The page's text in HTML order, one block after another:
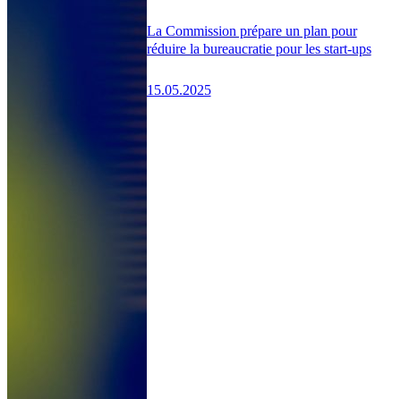
La Commission prépare un plan pour
réduire la bureaucratie pour les start-ups
15.05.2025